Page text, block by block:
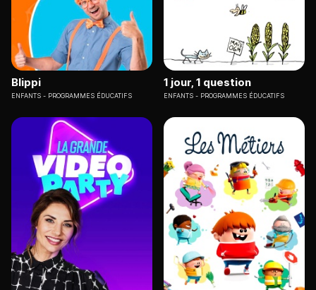
Blippi
ENFANTS PROGRAMMES ÉDUCATIFS
1 jour, 1 question
ENFANTS PROGRAMMES ÉDUCATIFS